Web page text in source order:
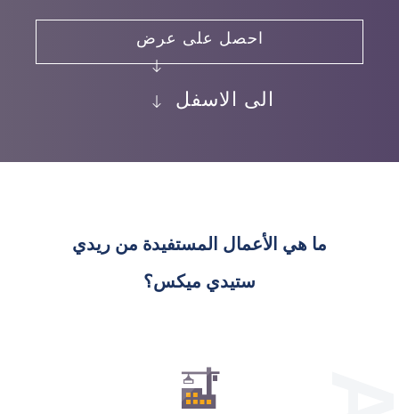
احصل على عرض
الى الاسفل
ما هي الأعمال المستفيدة من ريدي
ستيدي ميكس؟